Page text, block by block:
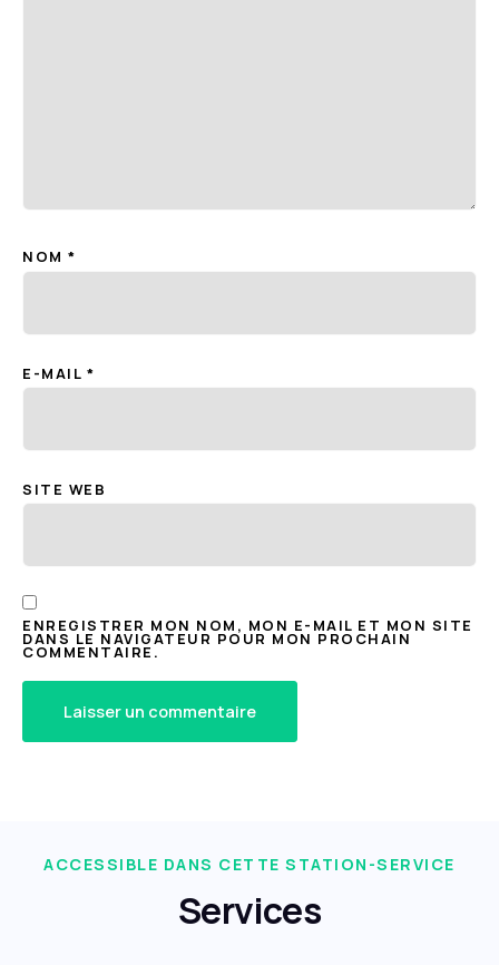
NOM *
E-MAIL *
SITE WEB
ENREGISTRER MON NOM, MON E-MAIL ET MON SITE
DANS LE NAVIGATEUR POUR MON PROCHAIN
COMMENTAIRE.
ACCESSIBLE DANS CETTE STATION-SERVICE
Services